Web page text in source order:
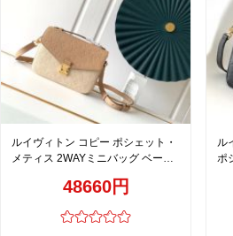
ルイヴィトン コピー ポシェット・
メティス 2WAYミニバッグ ベージ
デザイン M41487 M40780
48660円
ル
ポ